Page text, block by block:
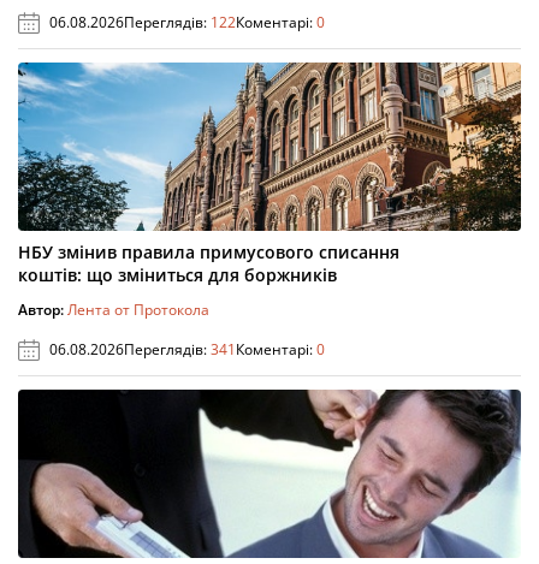
06.08.2026Переглядів: 122Коментарі:0
НБУ змінив правила примусового списання
коштів: що зміниться для боржників
Автор:Лента от Протокола
06.08.2026Переглядів:341Коментарі:0